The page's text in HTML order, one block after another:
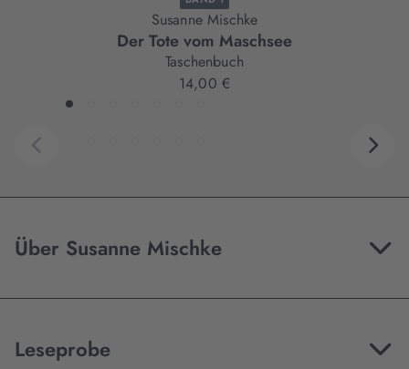
Susanne Mischke
Der Tote vom Maschsee
Taschenbuch
14,00 €
Über Susanne Mischke
Leseprobe